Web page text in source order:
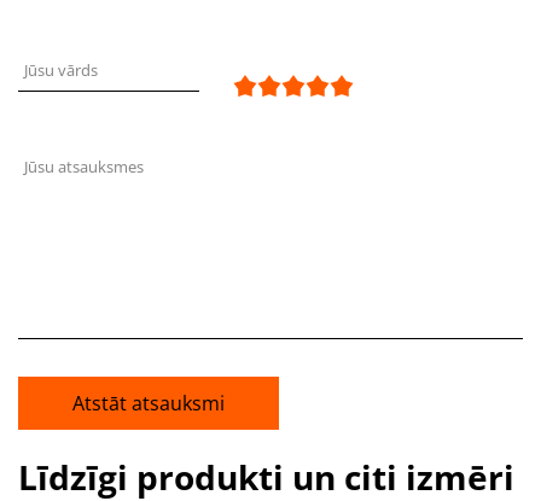
Jūsu vārds
Jūsu atsauksmes
Atstāt atsauksmi
Līdzīgi produkti un citi izmēri